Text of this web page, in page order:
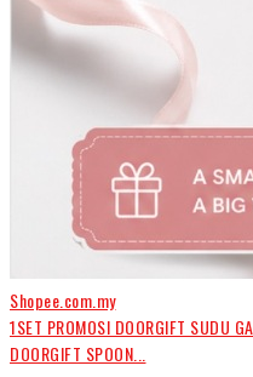
Shopee.com.my
1SET PROMOSI DOORGIFT SUDU
DOORGIFT SPOON...